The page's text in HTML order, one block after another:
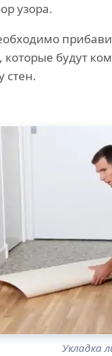
узора.
которые будут
стен.
Укладка